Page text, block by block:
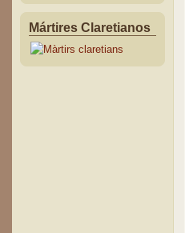
Mártires Claretianos